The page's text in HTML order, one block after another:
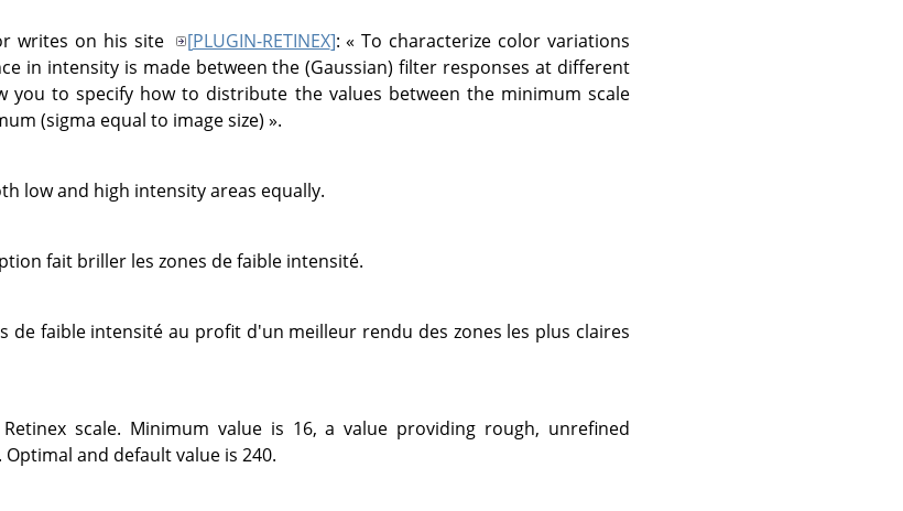
writes on his site
[PLUGIN-RETINEX]:«To characterize color variations
in intensity is made between the (Gaussian) filter responses at different
you to specify how to distribute the values between the minimum scale
(sigma equal to image size) ».
low and high intensity areas equally.
fait briller les zones de faible intensité.
de faible intensité au profit d'un meilleur rendu des zones les plus claires
scale. Minimum value is 16, a value providing rough, unrefined
and default value is 240.